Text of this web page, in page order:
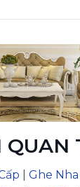
QUAN
Ghe